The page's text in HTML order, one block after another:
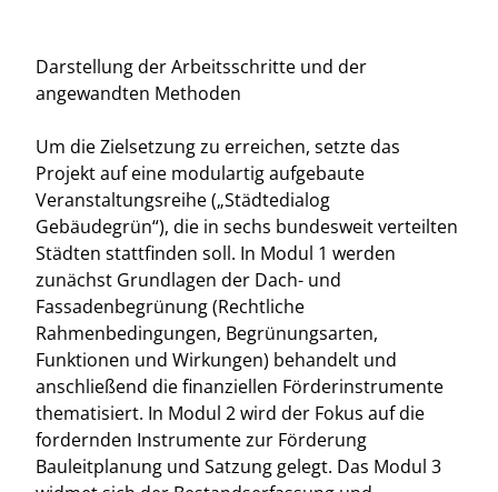
Darstellung der Arbeitsschritte und der
angewandten Methoden
Um die Zielsetzung zu erreichen, setzte das
Projekt auf eine modulartig aufgebaute
Veranstaltungsreihe („Städtedialog
Gebäudegrün“), die in sechs bundesweit verteilten
Städten stattfinden soll. In Modul 1 werden
zunächst Grundlagen der Dach- und
Fassadenbegrünung (Rechtliche
Rahmenbedingungen, Begrünungsarten,
Funktionen und Wirkungen) behandelt und
anschließend die finanziellen Förderinstrumente
thematisiert. In Modul 2 wird der Fokus auf die
fordernden Instrumente zur Förderung
Bauleitplanung und Satzung gelegt. Das Modul 3